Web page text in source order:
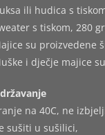
ili hudica s
s tiskom, 280
su proizvedene
i dječje majice
na 40C, ne
sušiti u sušilici,